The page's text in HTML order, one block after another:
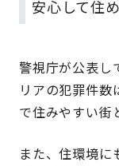
安心して住
警視庁が公表し
リアの犯罪件数
で住みやすい街
また、住環境に